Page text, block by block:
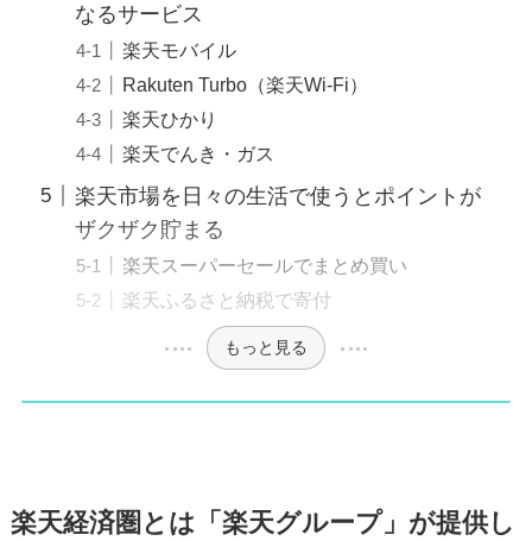
なるサービス
楽天モバイル
Rakuten Turbo（楽天Wi-Fi）
楽天ひかり
楽天でんき・ガス
楽天市場を日々の生活で使うとポイントが
ザクザク貯まる
楽天スーパーセールでまとめ買い
楽天ふるさと納税で寄付
もっと見る
楽天経済圏とは 「楽天グループ」が提供し